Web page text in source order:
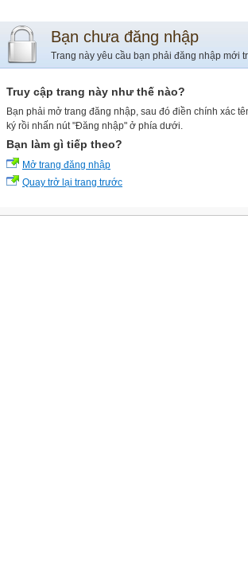
Bạn chưa đăng nhập
Trang này yêu cầu bạn phải đăng nhập mới
Truy cập trang này như thế nào?
Bạn phải mở trang đăng nhập, sau đó điền chính xác
ký rồi nhấn nút "Đăng nhập" ở phía dưới.
Bạn làm gì tiếp theo?
Mở trang đăng nhập
Quay trở lại trang trước